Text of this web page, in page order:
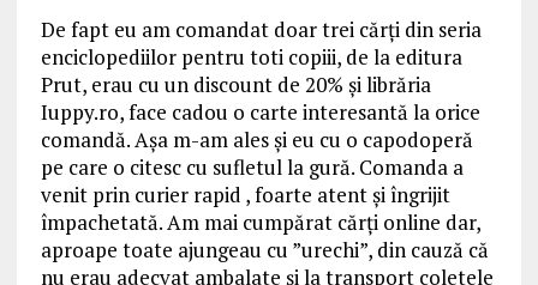
De fapt eu am comandat doar trei cărţi din seria
enciclopediilor pentru toti copiii, de la editura
Prut, erau cu un discount de 20% şi librăria
Iuppy.ro, face cadou o carte interesantă la orice
comandă. Aşa m-am ales şi eu cu o capodoperă
pe care o citesc cu sufletul la gură. Comanda a
venit prin curier rapid , foarte atent şi îngrijit
împachetată. Am mai cumpărat cărţi online dar,
aproape toate ajungeau cu ”urechi”, din cauză că
nu erau adecvat ambalate şi la transport coletele